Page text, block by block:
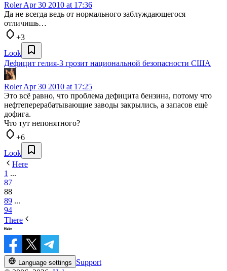
RolerApr 30 2010 at 17:36
Да не всегда ведь от нормального заблуждающегося
отличишь…
+3
Look
Дефицит гелия-3 грозит национальной безопасности США
RolerApr 30 2010 at 17:25
Это всё равно, что проблема дефицита бензина, потому что
нефтеперерабатывающие заводы закрылись, а запасов ещё
дофига.
Что тут непонятного?
+6
Look
Here
1 ...
87
88
89 ...
94
There
Language settings
Support